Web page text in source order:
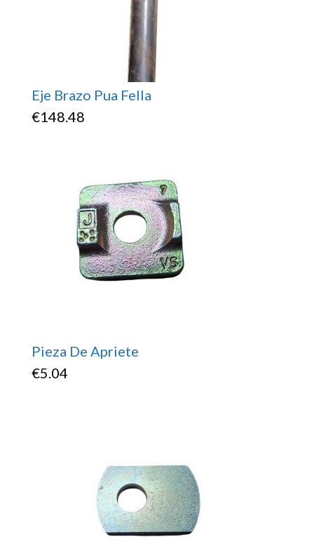
Eje Brazo Pua Fella
€148.48
Pieza De Apriete
€5.04